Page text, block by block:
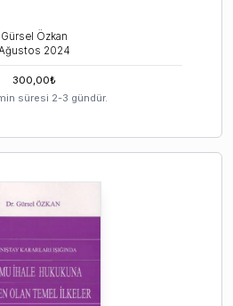
Gürsel Özkan
2024
300,00₺
süresi 2-3 gündür.